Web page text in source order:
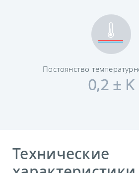
Постоянство
0,2 ± K
Технические